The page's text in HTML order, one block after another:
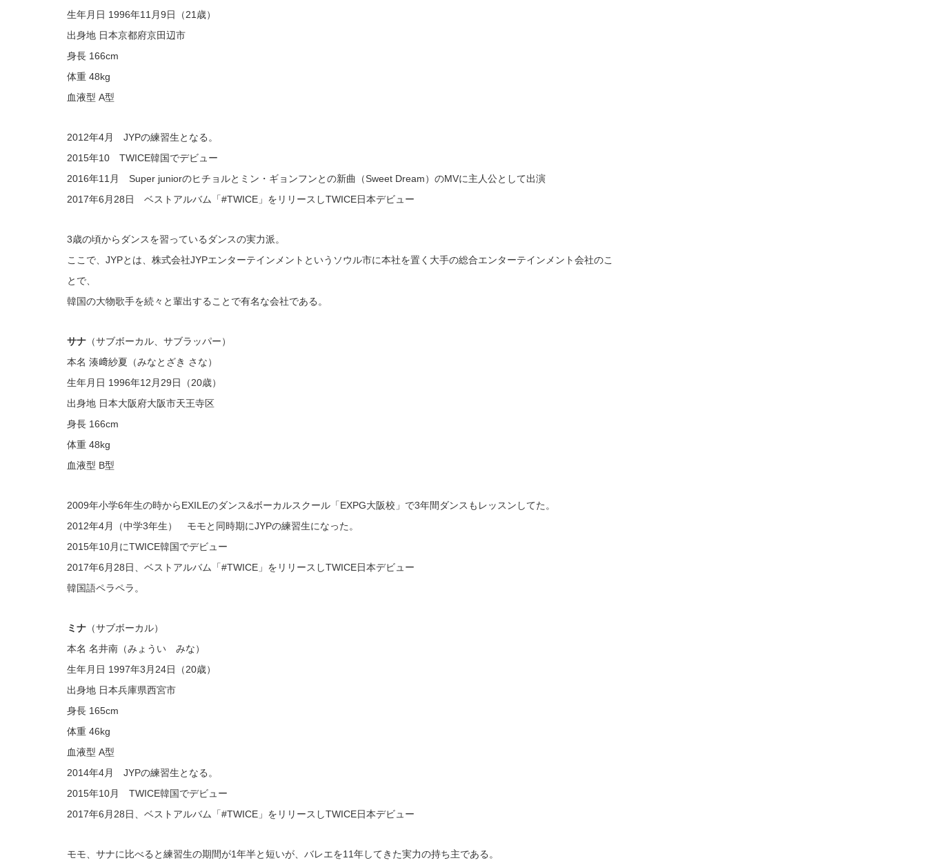
生年月日 1996年11月9日（21歳）
出身地 日本京都府京田辺市
身長 166cm
体重 48kg
血液型 A型
2012年4月 JYPの練習生となる。
2015年10 TWICE韓国でデビュー
2016年11月 Super juniorのヒチョルとミン・ギョンフンとの新曲（Sweet Dream）のMVに主人公として出演
2017年6月28日 ベストアルバム「#TWICE」をリリースしTWICE日本デビュー
3歳の頃からダンスを習っているダンスの実力派。
ここで、JYPとは、株式会社JYPエンターテインメントというソウル市に本社を置く大手の総合エンターテインメント会社のこ
とで、
韓国の大物歌手を続々と輩出することで有名な会社である。
サナ （サブボーカル、サブラッパー）
本名 湊﨑紗夏（みなとざき さな）
生年月日 1996年12月29日（20歳）
出身地 日本大阪府大阪市天王寺区
身長 166cm
体重 48kg
血液型 B型
2009年小学6年生の時からEXILEのダンス&ボーカルスクール「EXPG大阪校」で3年間ダンスもレッスンしてた。
2012年4月（中学3年生） モモと同時期にJYPの練習生になった。
2015年10月にTWICE韓国でデビュー
2017年6月28日、ベストアルバム「#TWICE」をリリースしTWICE日本デビュー
韓国語ペラペラ。
ミナ （サブボーカル）
本名 名井南（みょうい みな）
生年月日 1997年3月24日（20歳）
出身地 日本兵庫県西宮市
身長 165cm
体重 46kg
血液型 A型
2014年4月 JYPの練習生となる。
2015年10月 TWICE韓国でデビュー
2017年6月28日、ベストアルバム「#TWICE」をリリースしTWICE日本デビュー
モモ、サナに比べると練習生の期間が1年半と短いが、バレエを11年してきた実力の持ち主である。